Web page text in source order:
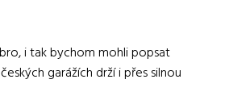
i tak bychom mohli popsat
garážích drží i přes silnou